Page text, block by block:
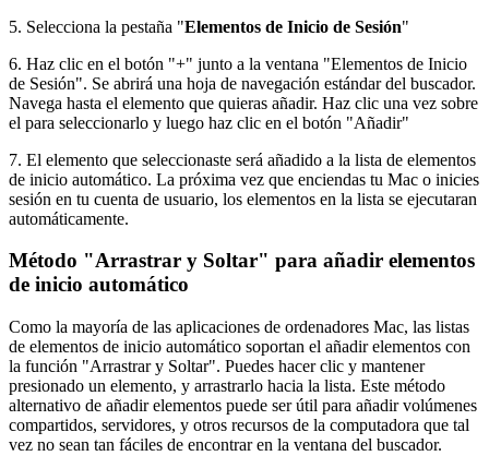
5. Selecciona la pestaña "Elementos de Inicio de Sesión"
6. Haz clic en el botón "+" junto a la ventana "Elementos de Inicio
de Sesión". Se abrirá una hoja de navegación estándar del buscador.
Navega hasta el elemento que quieras añadir. Haz clic una vez sobre
el para seleccionarlo y luego haz clic en el botón "Añadir"
7. El elemento que seleccionaste será añadido a la lista de elementos
de inicio automático. La próxima vez que enciendas tu Mac o inicies
sesión en tu cuenta de usuario, los elementos en la lista se ejecutaran
automáticamente.
Método "Arrastrar y Soltar" para añadir elementos
de inicio automático
Como la mayoría de las aplicaciones de ordenadores Mac, las listas
de elementos de inicio automático soportan el añadir elementos con
la función "Arrastrar y Soltar". Puedes hacer clic y mantener
presionado un elemento, y arrastrarlo hacia la lista. Este método
alternativo de añadir elementos puede ser útil para añadir volúmenes
compartidos, servidores, y otros recursos de la computadora que tal
vez no sean tan fáciles de encontrar en la ventana del buscador.